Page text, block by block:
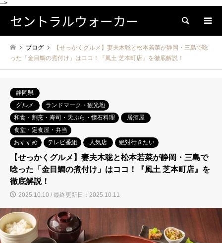
-->
セントラルウォーカー 検索
ブログ
【せっかくグルメ】妻夫木聡と松本若菜が静岡・三島で唸
った「金目鯛の煮付け」はココ！『風土 芝本町店』を徹底解説！
静岡県
グルメ
ランドマーク・観光地
和食・割烹・寿司・天ぷら・懐石料理
居酒屋
食堂・定食屋・弁当
おすすめ
テレビ番組 人気店 絶対行きたい
【せっかくグルメ】妻夫木聡と松本若菜が静岡・三島で
唸った「金目鯛の煮付け」はココ！『風土 芝本町店』を
徹底解説！
2025.10.10 / 最終更新日：2025.10.11